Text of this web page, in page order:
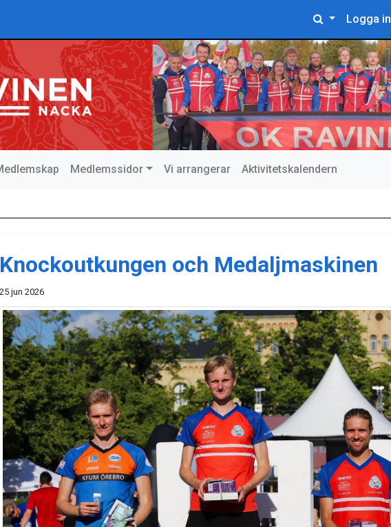
Logga in
Medlemssidor Vi arrangerar Aktivitetskalendern
Knockoutkungen och Medaljmaskinen
25 jun 2026